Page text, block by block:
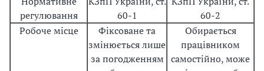
регулювання
60-1
60-2
Робоче місце
Фіксоване та
змінюється лише
за погодженням
Обирається
працівником
самостійно, може